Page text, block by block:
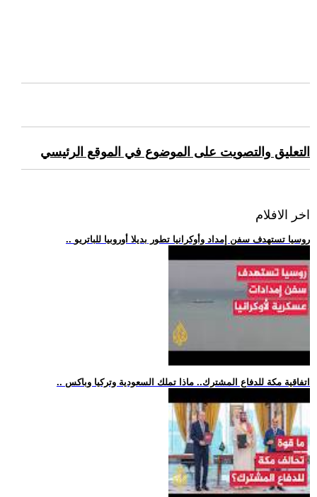
التعليق والتصويت على الموضوع في الموقع الرئيسي
اخر الافلام
.. روسيا تستهدف سفن إمداد وأوكرانيا تطور بديلا أوروبيا للباتريو
.. اتفاقية مكة للدفاع المشترك.. ماذا تملك السعودية وتركيا وباكس